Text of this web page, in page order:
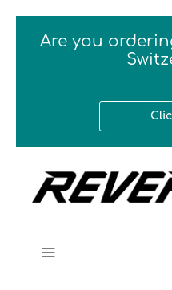
Are you